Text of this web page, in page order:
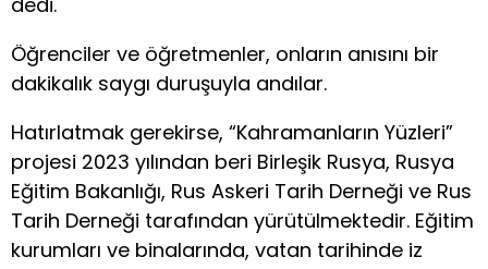
Öğrenciler ve öğretmenler, onların anısını bir
dakikalık saygı duruşuyla andılar.
Hatırlatmak gerekirse, “Kahramanların Yüzleri”
projesi 2023 yılından beri Birleşik Rusya, Rusya
Eğitim Bakanlığı, Rus Askeri Tarih Derneği ve Rus
Tarih Derneği tarafından yürütülmektedir. Eğitim
kurumları ve binalarında, vatan tarihinde iz